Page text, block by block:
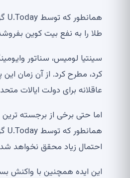
طلا را به نفع بیت کوین
سینتیا لومیس، سناتور
کرد، مطرح کرد. از آن زمان
عاقلانه برای دولت ایالات
اما حتی برخی از برجسته
احتمال زیاد محقق نخواهد شد. اما اگر
این ایده همچنین با واکنش